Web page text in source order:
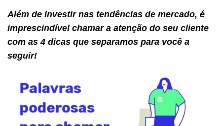
Além de investir nas tendências de mercado, é
imprescindível chamar a atenção do seu cliente
com as 4 dicas que separamos para você a
seguir!